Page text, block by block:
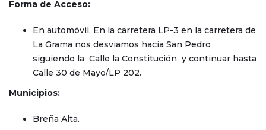
Forma de Acceso:
En automóvil. En la carretera LP-3 en la carretera de
La Grama nos desviamos hacia San Pedro
siguiendo la Calle la Constitución y continuar hasta
Calle 30 de Mayo/LP 202.
Municipios:
Breña Alta.